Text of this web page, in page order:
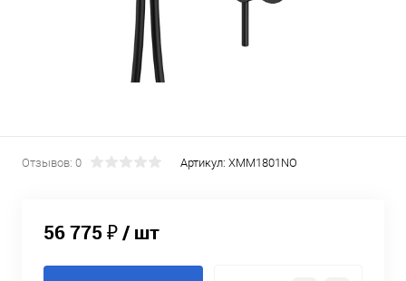
Отзывов: 0 Артикул: XMM1801NO
56 775 ₽/ шт